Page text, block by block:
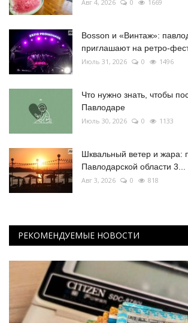
Авг 4, 2026 0 1669
Bosson и «Винтаж»:
приглашают на ретро-
Июль 31, 2026 0 1496
Что нужно знать, чтобы
Павлодаре
Июль 30, 2026 0 1133
Шквальный ветер и жара:
Павлодарской области 3...
Авг 3, 2026 0 818
РЕКОМЕНДУЕМЫЕ НОВОСТИ